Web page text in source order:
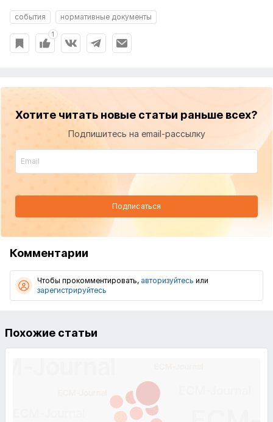
события нормативные документы
1
Хотите читать новые статьи раньше всех?
Подпишитесь на email-рассылку
Подписаться
Комментарии
Чтобы прокомментировать, авторизуйтесь или
зарегистрируйтесь
Похожие статьи